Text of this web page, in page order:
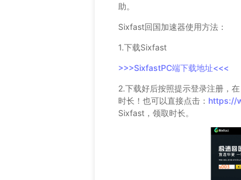
助。
Sixfast回国加速器使用方法：
1.下载Sixfast
>>>SixfastPC端下载地址<<<
2.下载好后按照提示登录注册，
时长！也可以直接点击： https://
Sixfast，领取时长。